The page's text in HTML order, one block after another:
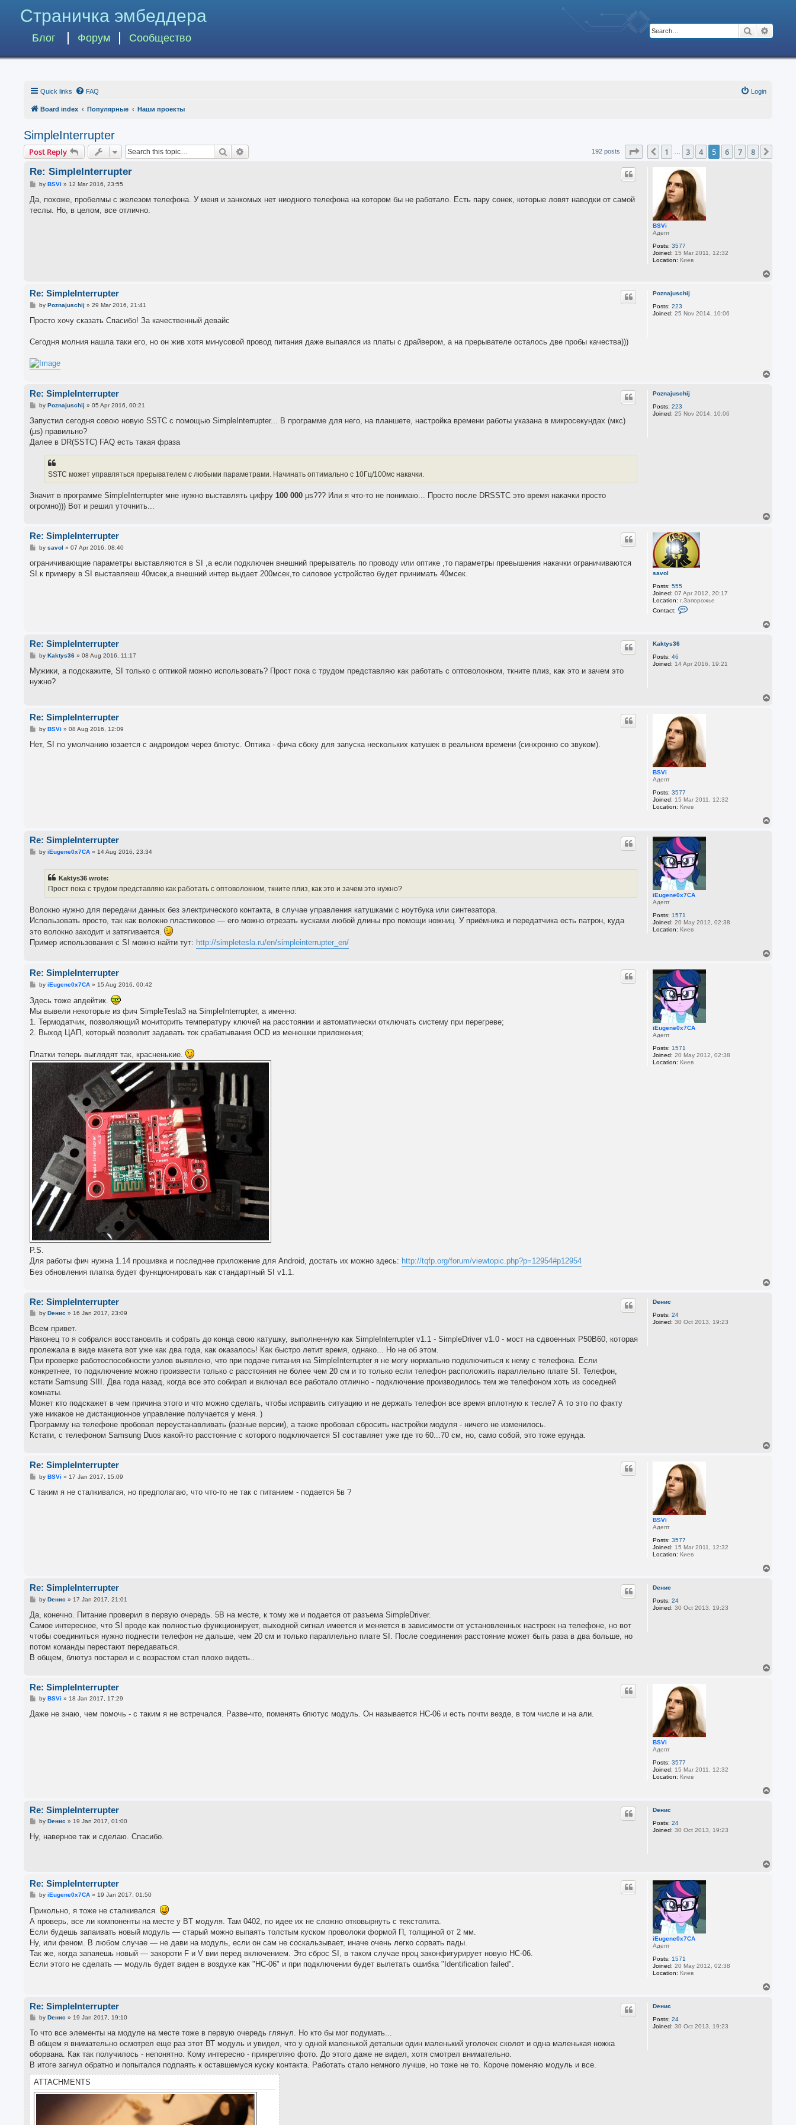
Страничка эмбеддера
Блог Форум Сообщество
Search
Quick links FAQ Login
Board index Популярные Наши проекты
SimpleInterrupter
Post Reply Search 192 posts Page of 8
Previous
1 3 4 5 6 7 8
BSVi
Адепт
Posts: 3577
Joined: 15 Mar 2011, 12:32
Location: Киев
Re: SimpleInterrupter
P
s
by BSVi » 12 Mar 2016, 23:55
Да, похоже, пробелмы с железом телефона. У меня и занкомых нет ниодного телефона на котором бы не работало. Есть пару сонек, которые ловят наводки от самой
теслы. Но, в целом, все отлично.
Poznajuschij
Posts: 223
Joined: 25 Nov 2014, 10:06
Re: SimpleInterrupter
P
s
by Poznajuschij » 29 Mar 2016, 21:41
Просто хочу сказать Спасибо! За качественный девайс
Сегодня молния нашла таки его, но он жив хотя минусовой провод питания даже выпаялся из платы с драйвером, а на прерывателе осталось две пробы качества)))
Poznajuschij
Posts: 223
Joined: 25 Nov 2014, 10:06
Re: SimpleInterrupter
P
s
by Poznajuschij » 05 Apr 2016, 00:21
Запустил сегодня совою новую SSTC с помощью SimpleInterrupter... В программе для него, на планшете, настройка времени работы указана в микросекундах (мкс)
(µs) правильно?
Далее в DR(SSTC) FAQ есть такая фраза
SSTC может управляться прерывателем с любыми параметрами. Начинать оптимально с 10Гц/100мс накачки.
Значит в программе SimpleInterrupter мне нужно выставлять цифру 100 000 µs??? Или я что-то не понимаю... Просто после DRSSTС это время накачки просто
огромно))) Вот и решил уточнить...
savol
Posts: 555
Joined: 07 Apr 2012, 20:17
Location: г.Запорожье
Contact:
a
Re: SimpleInterrupter
P
s
t
by savol » 07 Apr 2016, 08:40
ограничивающие параметры выставляются в SI ,а если подключен внешний прерыватель по проводу или оптике ,то параметры превышения накачки ограничиваются
SI.к примеру в SI выставляеш 40мсек,а внешний интер выдает 200мсек,то силовое устройство будет принимать 40мсек.
Kaktys36
Posts: 46
Joined: 14 Apr 2016, 19:21
Re: SimpleInterrupter
P
s
t
by Kaktys36» 08 Aug 2016, 11:17
Мужики, а подскажите, SI только с оптикой можно использовать? Прост пока с трудом представляю как работать с оптоволокном, ткните плиз, как это и зачем это
нужно?
BSVi
Адепт
Posts: 3577
Joined: 15 Mar 2011, 12:32
Location: Киев
Re: SimpleInterrupter
P
s
by BSVi » 08 Aug 2016, 12:09
Нет, SI по умолчанию юзается с андроидом через блютус. Оптика - фича сбоку для запуска нескольких катушек в реальном времени (синхронно со звуком).
iEugene0x7CA
Адепт
Posts: 1571
Joined: 20 May 2012, 02:38
Location: Киев
Re: SimpleInterrupter
Pby iEugene0x7CA» 14 Aug 2016, 23:34
Kaktys36 wrote:
Прост пока с трудом представляю как работать с оптоволокном, ткните плиз, как это и зачем это нужно?
Волокно нужно для передачи данных без электрического контакта, в случае управления катушками с ноутбука или синтезатора.
Использовать просто, так как волокно пластиковое — его можно отрезать кусками любой длины про помощи ножниц. У приёмника и передатчика есть патрон, куда
это волокно заходит и затягивается.
Пример использования с SI можно найти тут: http://simpletesla.ru/en/simpleinterrupter_en/
iEugene0x7CA
Адепт
Posts: 1571
Joined: 20 May 2012, 02:38
Location: Киев
Re: SimpleInterrupter
P
s
t
by iEugene0x7CA» 15 Aug 2016, 00:42
Здесь тоже апдейтик.
Мы вывели некоторые из фич SimpleTesla3 на SimpleInterrupter, а именно:
1. Термодатчик, позволяющий мониторить температуру ключей на расстоянии и автоматически отключать систему при перегреве;
2. Выход ЦАП, который позволит задавать ток срабатывания OCD из менюшки приложения;
Платки теперь выглядят так, красненькие.
P.S.
Для работы фич нужна 1.14 прошивка и последнее приложение для Android, достать их можно здесь: http://tqfp.org/forum/viewtopic.php?p=12954#p12954
Без обновления платка будет функционировать как стандартный SI v1.1.
Dенис
Posts: 24
Joined: 30 Oct 2013, 19:23
Re: SimpleInterrupter
P
s
by Dенис » 16 Jan 2017, 23:09
Всем привет.
Наконец то я собрался восстановить и собрать до конца свою катушку, выполненную как SimpleInterrupter v1.1 - SimpleDriver v1.0 - мост на сдвоенных P50B60, которая
пролежала в виде макета вот уже как два года, как оказалось! Как быстро летит время, однако... Но не об этом.
При проверке работоспособности узлов выявлено, что при подаче питания на SimpleInterrupter я не могу нормально подключиться к нему с телефона. Если
конкретнее, то подключение можно произвести только с расстояния не более чем 20 см и то только если телефон расположить параллельно плате SI. Телефон,
кстати Samsung SIII. Два года назад, когда все это собирал и включал все работало отлично - подключение производилось тем же телефоном хоть из соседней
комнаты.
Может кто подскажет в чем причина этого и что можно сделать, чтобы исправить ситуацию и не держать телефон все время вплотную к тесле? А то это по факту
уже никакое не дистанционное управление получается у меня. )
Программу на телефоне пробовал переустанавливать (разные версии), а также пробовал сбросить настройки модуля - ничего не изменилось.
Кстати, с телефоном Samsung Duos какой-то расстояние с которого подключается SI составляет уже где то 60...70 см, но, само собой, это тоже ерунда.
BSVi
Адепт
Posts: 3577
Joined: 15 Mar 2011, 12:32
Location: Киев
Re: SimpleInterrupter
P
s
by BSVi » 17 Jan 2017, 15:09
С таким я не сталкивался, но предполагаю, что что-то не так с питанием - подается 5в ?
Dенис
Posts: 24
Joined: 30 Oct 2013, 19:23
Re: SimpleInterrupter
P
s
by Dенис » 17 Jan 2017, 21:01
Да, конечно. Питание проверил в первую очередь. 5В на месте, к тому же и подается от разъема SimpleDriver.
Самое интересное, что SI вроде как полностью функционирует, выходной сигнал имеется и меняется в зависимости от установленных настроек на телефоне, но вот
чтобы соединиться нужно поднести телефон не дальше, чем 20 см и только параллельно плате SI. После соединения расстояние может быть раза в два больше, но
потом команды перестают передаваться.
В общем, блютуз постарел и с возрастом стал плохо видеть..
BSVi
Адепт
Posts: 3577
Joined: 15 Mar 2011, 12:32
Location: Киев
Re: SimpleInterrupter
P
s
by BSVi » 18 Jan 2017, 17:29
Даже не знаю, чем помочь - с таким я не встречался. Разве-что, поменять блютус модуль. Он называется HC-06 и есть почти везде, в том числе и на али.
Dенис
Posts: 24
Joined: 30 Oct 2013, 19:23
Re: SimpleInterrupter
P
s
t
by Dенис » 19 Jan 2017, 01:00
Ну, наверное так и сделаю. Спасибо.
iEugene0x7CA
Адепт
Posts: 1571
Joined: 20 May 2012, 02:38
Location: Киев
Re: SimpleInterrupter
P
s
by iEugene0x7CA» 19 Jan 2017, 01:50
Прикольно, я тоже не сталкивался.
А проверь, все ли компоненты на месте у BT модуля. Там 0402, по идее их не сложно отковырнуть с текстолита.
Если будешь запаивать новый модуль — старый можно выпаять толстым куском проволоки формой П, толщиной от 2 мм.
Ну, или феном. В любом случае — не дави на модуль, если он сам не соскальзывает, иначе очень легко сорвать пады.
Так же, когда запаяешь новый — закороти F и V вии перед включением. Это сброс SI, в таком случае проц законфигурирует новую HC-06.
Если этого не сделать — модуль будет виден в воздухе как "HC-06" и при подключении будет вылетать ошибка "Identification failed".
Dенис
Posts: 24
Joined: 30 Oct 2013, 19:23
Re: SimpleInterrupter
P
s
by Dенис » 19 Jan 2017, 19:10
То что все элементы на модуле на месте тоже в первую очередь глянул. Но кто бы мог подумать...
В общем я внимательно осмотрел еще раз этот ВТ модуль и увидел, что у одной маленькой детальки один маленький уголочек сколот и одна маленькая ножка
оборвана. Как так получилось - непонятно. Кому интересно - прикрепляю фото. До этого даже не видел, хотя смотрел внимательно.
В итоге загнул обратно и попытался подпаять к оставшемуся куску контакта. Работать стало немного лучше, но тоже не то. Короче поменяю модуль и все.
ATTACHMENTS